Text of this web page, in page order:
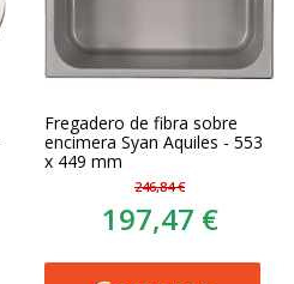
Fregadero de fibra sobre
encimera Syan Aquiles - 553
x 449 mm
246,84 €
197,47 €